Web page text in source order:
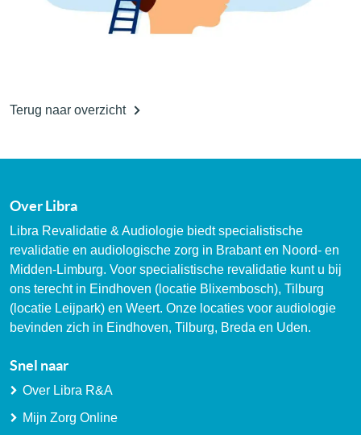
Terug naar overzicht
Over Libra
Libra Revalidatie & Audiologie biedt specialistische
revalidatie en audiologische zorg in Brabant en Noord- en
Midden-Limburg. Voor specialistische revalidatie kunt u bij
ons terecht in Eindhoven (locatie Blixembosch), Tilburg
(locatie Leijpark) en Weert. Onze locaties voor audiologie
bevinden zich in Eindhoven, Tilburg, Breda en Uden.
Snel naar
Over Libra R&A
Mijn Zorg Online